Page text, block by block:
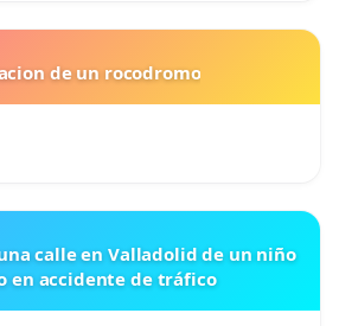
de un rocodromo
calle en Valladolid de un niño
en accidente de tráfico